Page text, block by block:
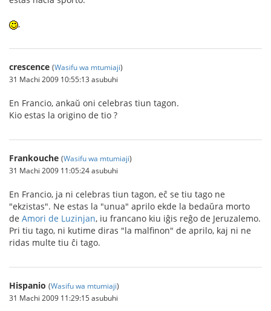
,
crescence (Wasifu wa mtumiaji)
31 Machi 2009 10:55:13 asubuhi
En Francio, ankaŭ oni celebras tiun tagon.
Kio estas la origino de tio ?
Frankouche (Wasifu wa mtumiaji)
31 Machi 2009 11:05:24 asubuhi
En Francio, ja ni celebras tiun tagon, eĉ se tiu tago ne
"ekzistas". Ne estas la "unua" aprilo ekde la bedaŭra morto
de Amori de Luzinjan, iu francano kiu iĝis reĝo de Jeruzalemo.
Pri tiu tago, ni kutime diras "la malfinon" de aprilo, kaj ni ne
ridas multe tiu ĉi tago.
Hispanio (Wasifu wa mtumiaji)
31 Machi 2009 11:29:15 asubuhi